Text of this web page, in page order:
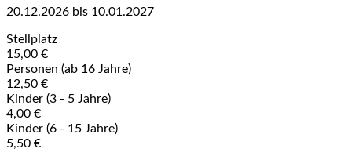
20.12.2026 bis 10.01.2027
Stellplatz
15,00 €
Personen (ab 16 Jahre)
12,50 €
Kinder (3 - 5 Jahre)
4,00 €
Kinder (6 - 15 Jahre)
5,50 €